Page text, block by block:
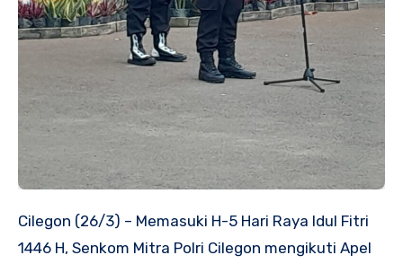
Cilegon (26/3) – Memasuki H-5 Hari Raya Idul Fitri
1446 H, Senkom Mitra Polri Cilegon mengikuti Apel